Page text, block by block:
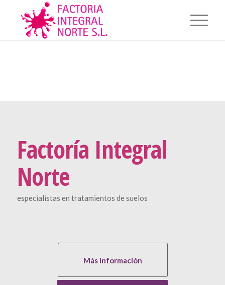
Factoría Integral
Norte
especialistas en tratamientos de suelos
Más información